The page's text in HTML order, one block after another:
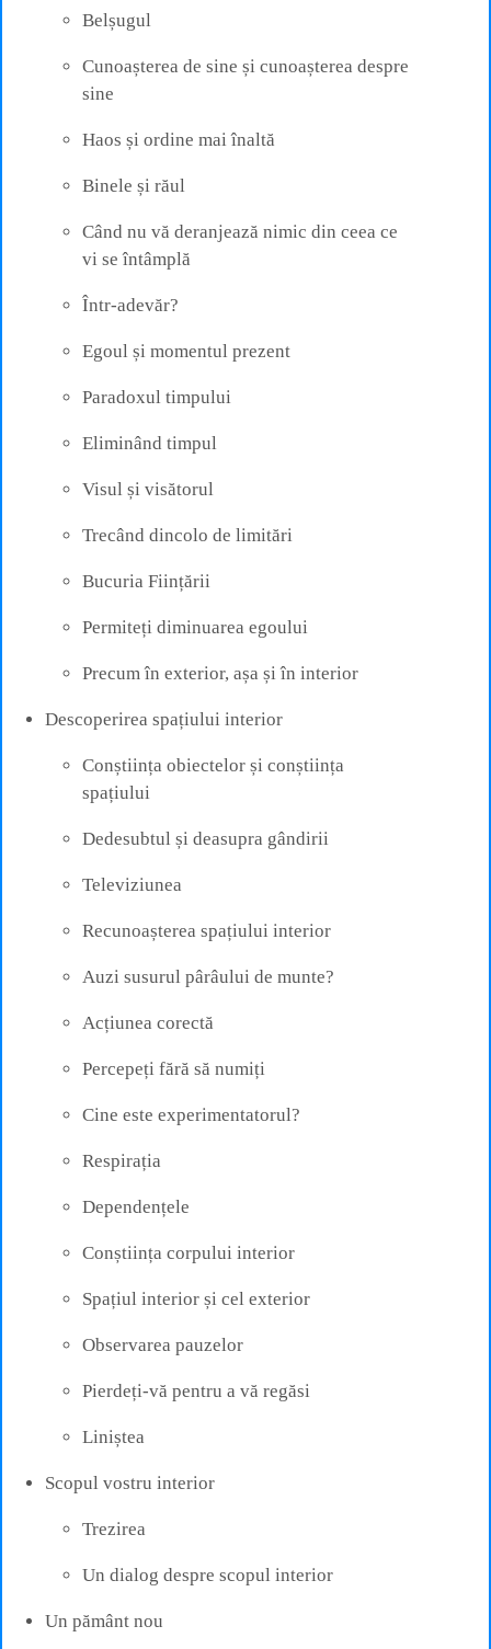
Belșugul
Cunoașterea de sine și cunoașterea despre
sine
Haos și ordine mai înaltă
Binele și răul
Când nu vă deranjează nimic din ceea ce
vi se întâmplă
Într-adevăr?
Egoul și momentul prezent
Paradoxul timpului
Eliminând timpul
Visul și visătorul
Trecând dincolo de limitări
Bucuria Ființării
Permiteți diminuarea egoului
Precum în exterior, așa și în interior
Descoperirea spațiului interior
Conștiința obiectelor și conștiința
spațiului
Dedesubtul și deasupra gândirii
Televiziunea
Recunoașterea spațiului interior
Auzi susurul pârâului de munte?
Acțiunea corectă
Percepeți fără să numiți
Cine este experimentatorul?
Respirația
Dependențele
Conștiința corpului interior
Spațiul interior și cel exterior
Observarea pauzelor
Pierdeți-vă pentru a vă regăsi
Liniștea
Scopul vostru interior
Trezirea
Un dialog despre scopul interior
Un pământ nou